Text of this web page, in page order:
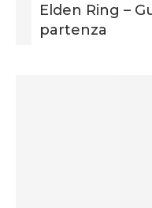
Elden Ring –
partenza